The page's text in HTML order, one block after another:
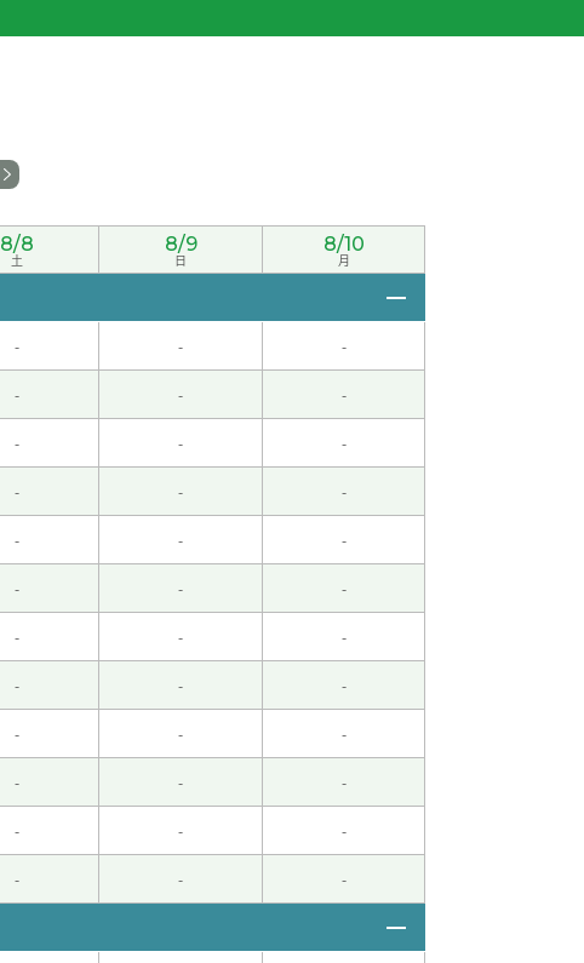
8/8
土
8/9
日
8/10
月
- - -
- - -
- - -
- - -
- - -
- - -
- - -
- - -
- - -
- - -
- - -
- - -